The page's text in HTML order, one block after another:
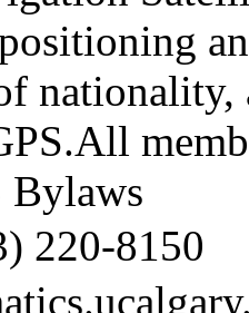
nationality,
Bylaws
220-8150